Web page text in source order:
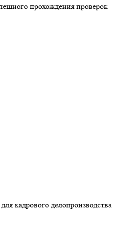
прохождения проверок
кадрового делопроизводства